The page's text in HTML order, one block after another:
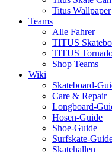
Titus Wallpaper
Teams
Alle Fahrer
TITUS
TITUS
Shop Teams
Wiki
Skateboard-
Care & Repair
Longboard-
Hosen-Guide
Shoe-Guide
Surfskate-
Skatehallen